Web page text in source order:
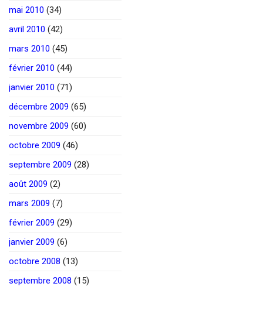
mai 2010 (34)
avril 2010 (42)
mars 2010 (45)
février 2010 (44)
janvier 2010 (71)
décembre 2009 (65)
novembre 2009 (60)
octobre 2009 (46)
septembre 2009 (28)
août 2009 (2)
mars 2009 (7)
février 2009 (29)
janvier 2009 (6)
octobre 2008 (13)
septembre 2008 (15)